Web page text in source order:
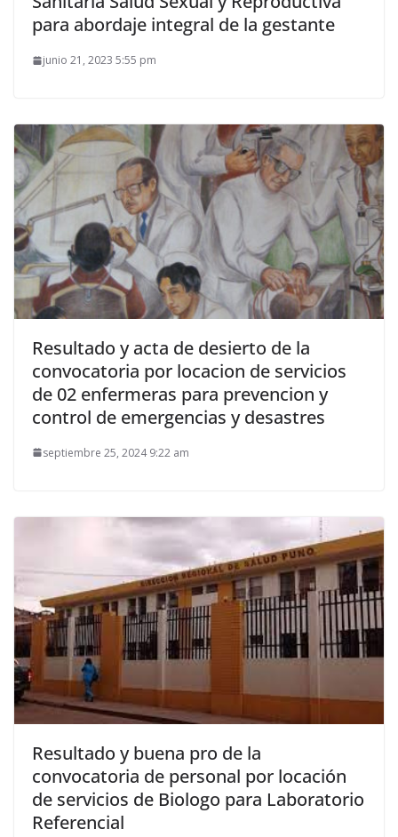
para abordaje integral de la gestante
junio 21, 2023 5:55 pm
Resultado y acta de desierto de la
convocatoria por locacion de servicios
de 02 enfermeras para prevencion y
control de emergencias y desastres
septiembre 25, 2024 9:22 am
Resultado y buena pro de la
convocatoria de personal por locación
de servicios de Biologo para Laboratorio
Referencial